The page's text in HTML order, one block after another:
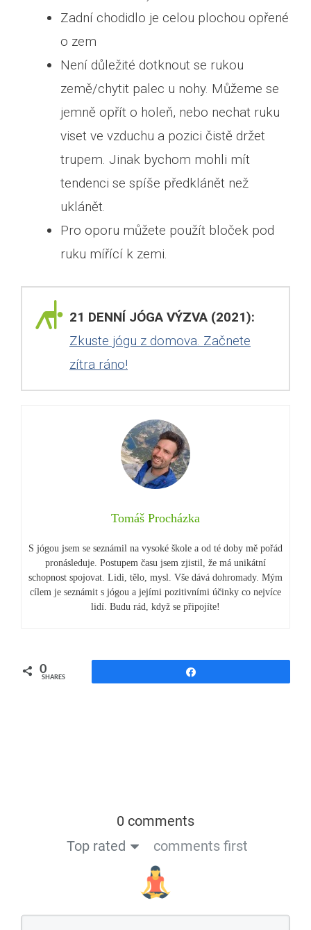
Zadní chodidlo je celou plochou opřené
o zem
Není důležité dotknout se rukou
země/chytit palec u nohy. Můžeme se
jemně opřít o holeň, nebo nechat ruku
viset ve vzduchu a pozici čistě držet
trupem. Jinak bychom mohli mít
tendenci se spíše předklánět než
uklánět.
Pro oporu můžete použít bloček pod
ruku mířící k zemi.
21 DENNÍ JÓGA VÝZVA (2021):
Zkuste jógu z domova. Začnete
zítra ráno!
Tomáš Procházka
S jógou jsem se seznámil na vysoké škole a od té doby mě pořád
pronásleduje. Postupem času jsem zjistil, že má unikátní
schopnost spojovat. Lidi, tělo, mysl. Vše dává dohromady. Mým
cílem je seznámit s jógou a jejími pozitivními účinky co nejvíce
lidí. Budu rád, když se připojíte!
0
SHARES
0 comments
Top rated
comments first